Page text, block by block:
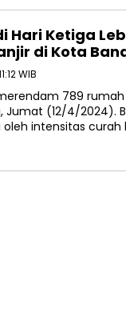
Hari Ketiga
di Kota
WIB
merendam 789
Jumat (12/4/2024).
oleh intensitas curah